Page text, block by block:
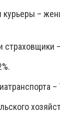
курьеры –
страховщики –
–